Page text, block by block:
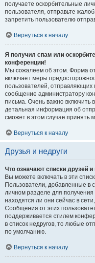
получаете оскорбительные
пользователя, отправьте
запретить пользователю
Вернуться к началу
Я получил спам или
конференции!
Мы сожалеем об этом. Форма
включает меры
пользователей,
сообщение администратору
письма. Очень важно включить
детальная информация об
сможет в этом случае принять
Вернуться к началу
Друзья и недруги
Что означают списки друзей и
Вы можете включать в эти
Пользователи, добавленные в
личном разделе для
находятся ли они сейчас в
Сообщения от этих
поддерживается стилем
в список недругов, то любые
по умолчанию.
Вернуться к началу